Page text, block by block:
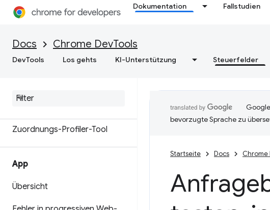
Dokumentation Fallstudien
Docs Chrome DevTools
DevTools Los gehts KI-Unterstützung Steuerfelder
Arbeitsspeicher
Übersicht
Speicherterminologie
Zuordnungs-Profiler-Tool
App
Übersicht
bevorzugte Sprache zu
Startseite Docs Chrome